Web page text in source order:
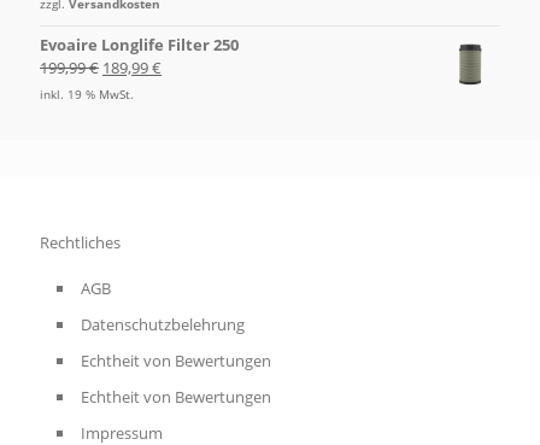
zzgl. Versandkosten
Evoaire Longlife Filter 250
199,99€ 189,99€
inkl. 19 % MwSt.
Rechtliches
AGB
Datenschutzbelehrung
Echtheit von Bewertungen
Echtheit von Bewertungen
Impressum